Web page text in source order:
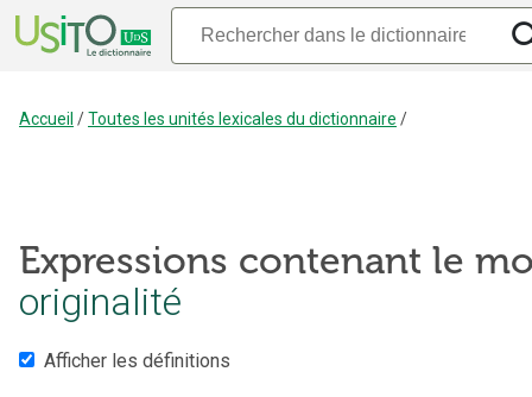
Accueil /Toutes les unités lexicales du dictionnaire /
Expressions contenant le
originalité
Afficher les définitions